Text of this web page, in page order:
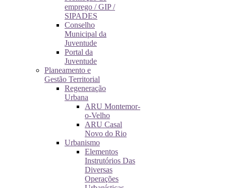
emprego / GIP /
SIPADES
Conselho
Municipal da
Juventude
Portal da
Juventude
Planeamento e
Gestão Territorial
Regeneração
Urbana
ARU Montemor-
o-Velho
ARU Casal
Novo do Rio
Urbanismo
Elementos
Instrutórios Das
Diversas
Operações